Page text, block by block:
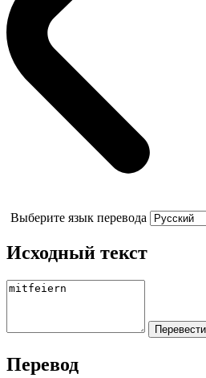
Выберите язык перевода
Исходный текст
Перевод